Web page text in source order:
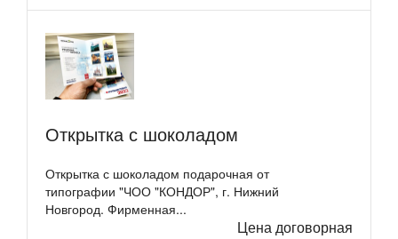
Открытка с шоколадом
Открытка с шоколадом подарочная от
типографии "ЧОО "КОНДОР", г. Нижний
Новгород. Фирменная...
Цена договорная